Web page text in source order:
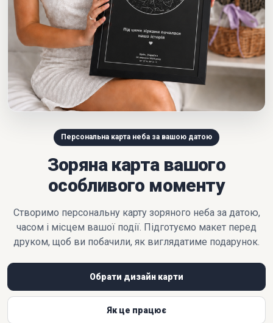
Персональна карта неба за вашою датою
Зоряна карта вашого
особливого моменту
Створимо персональну карту зоряного неба за датою,
часом і місцем вашої події. Підготуємо макет перед
друком, щоб ви побачили, як виглядатиме подарунок.
Обрати дизайн карти
Як це працює